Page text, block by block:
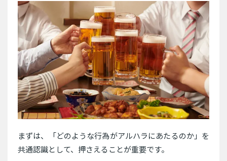
まずは、「どのような行為がアルハラにあたるのか」を
共通認識として、押さえることが重要です。